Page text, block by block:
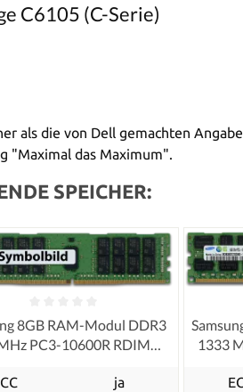
C6105 (C-Serie)
als die von Dell gemachten
"Maximal das Maximum".
SPEICHER:
8GB RAM-Modul DDR3
PC3-10600R RDIMM
ja
1333